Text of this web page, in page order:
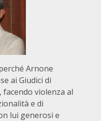
Arnone
ai Giudici di
facendo violenza al
e di
lui generosi e